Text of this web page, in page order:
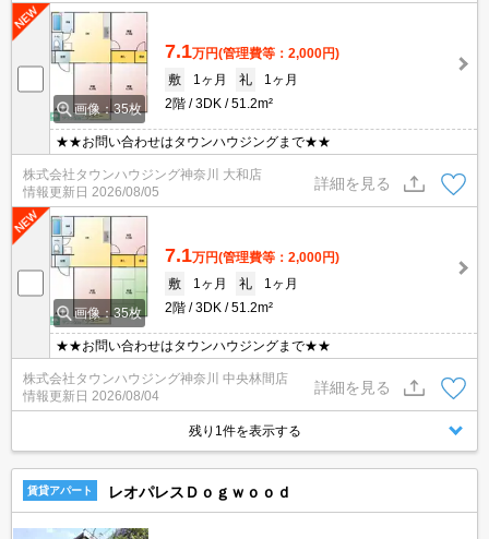
画像：35枚
7.1万円(管理費等：2,000円)
敷
1ヶ月 礼
1ヶ月
2階
3DK 51.2m²
★★お問い合わせはタウンハウジングまで★★
株式会社タウンハウジング神奈川 大和店
情報更新日 2026/08/05
詳細を見る
画像：35枚
7.1万円(管理費等：2,000円)
敷
1ヶ月 礼
1ヶ月
2階
3DK 51.2m²
★★お問い合わせはタウンハウジングまで★★
株式会社タウンハウジング神奈川 中央林間店
情報更新日 2026/08/04
詳細を見る
残り1件を表示する
賃貸アパート レオパレスＤｏｇｗｏｏｄ